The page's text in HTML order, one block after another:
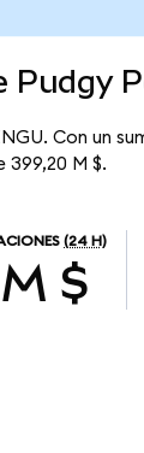
Pudgy
Con un
399,20 M $.
(24 H)
$